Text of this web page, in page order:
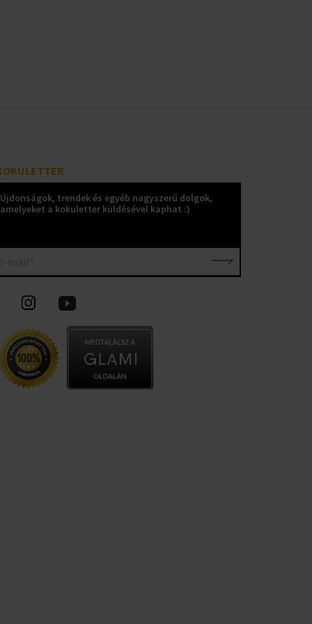
Újdonságok, trendek és egyéb nagyszerű dolgok,
amelyeket a kokuletter küldésével kaphat :)